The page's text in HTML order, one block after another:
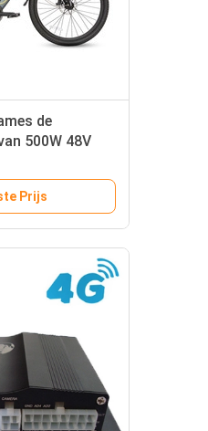
de
500W 48V
GPS van de
Prijs